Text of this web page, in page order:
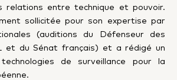
relations entre technique et pouvoir.
sollicitée pour son expertise par
(auditions du Défenseur des
et du Sénat français) et a rédigé un
de surveillance pour la